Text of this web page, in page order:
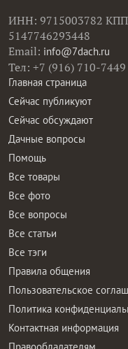
ИНН: 9715003782
5147746293448
Email: info@7dach.ru
Тел: +7 (916) 710-
Главная страница
Сейчас публикуют
Сейчас обсуждают
Дачные вопросы
Помощь
Все товары
Все фото
Все вопросы
Все статьи
Все тэги
Правила общения
Пользовательское
Политика
Контактная информация